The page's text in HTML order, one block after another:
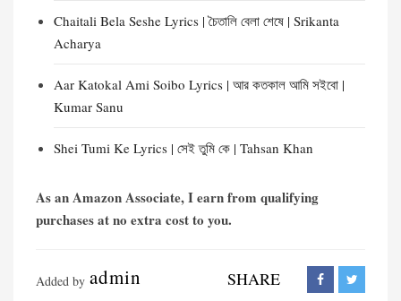
Chaitali Bela Seshe Lyrics | চৈতালি বেলা শেষে | Srikanta
Acharya
Aar Katokal Ami Soibo Lyrics | আর কতকাল আমি সইবো |
Kumar Sanu
Shei Tumi Ke Lyrics | সেই তুমি কে | Tahsan Khan
As an Amazon Associate, I earn from qualifying
purchases at no extra cost to you.
Added by admin SHARE